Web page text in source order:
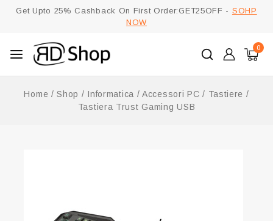
Get Upto 25% Cashback On First Order:GET25OFF - SOHP
NOW
0
Home / Shop / Informatica / Accessori PC / Tastiere /
Tastiera Trust Gaming USB